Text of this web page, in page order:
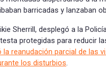
barricadas y lanzaban
Sherrill, desplegó a la
protegidas para reducir
la reanudación parcial de las
los disturbios.